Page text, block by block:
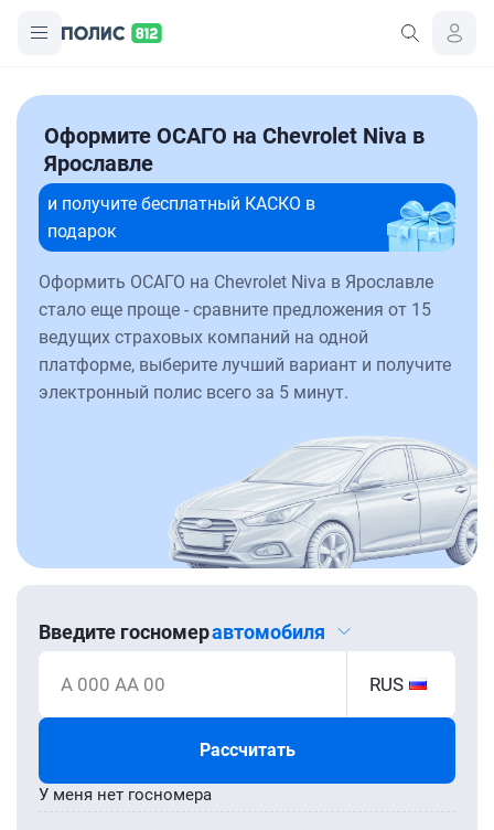
Оформите ОСАГО на Chevrolet Niva в
Ярославле
и получите бесплатный КАСКО в
подарок
Оформить ОСАГО на Chevrolet Niva в Ярославле
стало еще проще - сравните предложения от 15
ведущих страховых компаний на одной
платформе, выберите лучший вариант и получите
электронный полис всего за 5 минут.
Введите госномеравтомобиля
А 000 АА 00 RUS
Рассчитать
У меня нет госномера